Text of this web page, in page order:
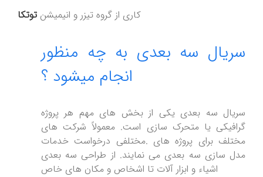
کاری از گروه تیزر و انیمیشن توتکا
سریال سه بعدی به چه منظور
انجام میشود ؟
سریال سه بعدی یکی از بخش های مهم هر پروژه
گرافیکی یا متحرک سازی است. معمولاً شرکت های
مختلف برای پروژه های .مختلفی درخواست خدمات
مدل سازی سه بعدی می نمایند. از طراحی سه بعدی
اشیاء و ابزار آلات تا اشخاص و مکان های خاص